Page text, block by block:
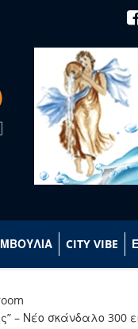
CITY VIBE
– Νέο σκάνδαλο